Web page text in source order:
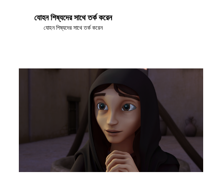
যোহন শিষ্যদের সাথে তর্ক করেন
যোহন শিষ্যদের সাথে তর্ক করেন